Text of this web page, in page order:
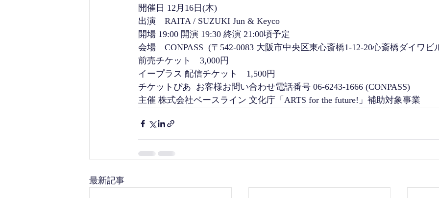
開催日 12月16日(木)
出演　RAITA / SUZUKI Jun & Keyco
開場 19:00 開演 19:30 終演 21:00頃予定
会場　CONPASS  (〒542-0083 大阪市中央区東心斎橋1-12-20心斎橋ダイワ
前売チケット　3,000円
イープラス 配信チケット　1,500円
チケットぴあ  お客様お問い合わせ電話番号 06-6243-1666 (CONPASS)
主催 株式会社ベースライン 文化庁「ARTS for the future!」補助対象事業
最新記事